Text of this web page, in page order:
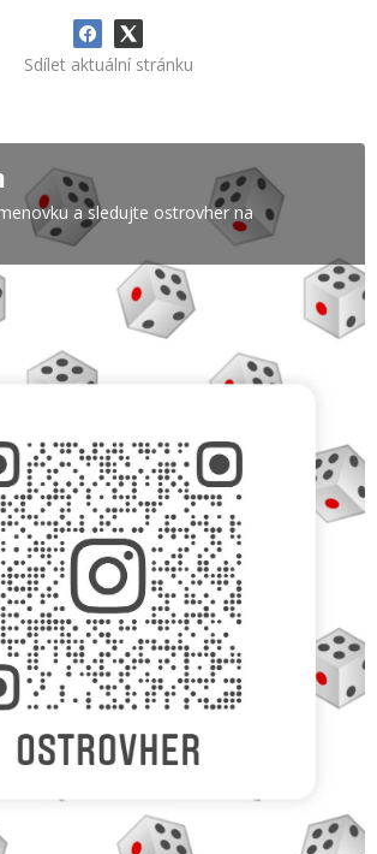
Sdílet aktuální stránku
a sledujte ostrovher na